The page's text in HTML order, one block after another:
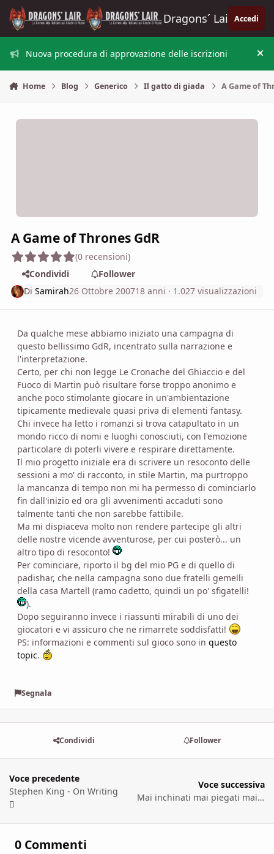
Vai al contenuto
Dragons´ Lair Accedi
Nuova procedura di approvazione delle iscrizioni
Home Blog Generico Il gatto di giada A Game of
A Game of Thrones GdR
(0 recensioni)
Condividi
Follower
DiSamirah26 Ottobre 200718 anni · 1.027 visualizzazioni
Da qualche mese abbiamo iniziato una campagna di
questo bellissimo GdR, incentrato sulla narrazione e
l'interpretazione.
Certo, per chi non legge Le Cronache del Ghiaccio e del
Fuoco di Martin può risultare forse troppo anonimo e
anche poco stimolante giocare in un'ambientazione
tipicamente medievale quasi priva di elementi fantasy.
Chi invece ha letto i romanzi si trova catapultato in un
mondo ricco di nomi e luoghi conosciuti, con l'emozione
particolare di poterli vivere e respirare direttamente.
Il mio progetto iniziale era di scrivere un resoconto delle
sessioni a mo' di racconto, in stile Martin, ma purtroppo
la mancanza di tempo non mi ha permesso di cominciarlo
fin dall'inizio ed ora gli avvenimenti accaduti sono
talmente tanti che non sarebbe fattibile.
Ma mi dispiaceva molto non rendere partecipe gli altri
delle nostre vicende avventurose, per cui posterò... un
altro tipo di resoconto!
Per cominciare, riporto il bg del mio PG e di quello di
padishar, che nella campagna sono due fratelli gemelli
della casa Martell (ramo cadetto, quindi un po' sfigatelli!
).
Dopo seguiranno invece i riassunti mirabili di uno dei
giocatori e vi assicuro che ne rimarrete soddisfatti!
PS: informazioni e commenti sul gioco sono in questo
topic.
Segnala
Condividi Follower
Voce precedente
Stephen King - On Writing
Voce successiva
Mai inchinati mai piegati mai spezzati [prima parte]
0 Commenti